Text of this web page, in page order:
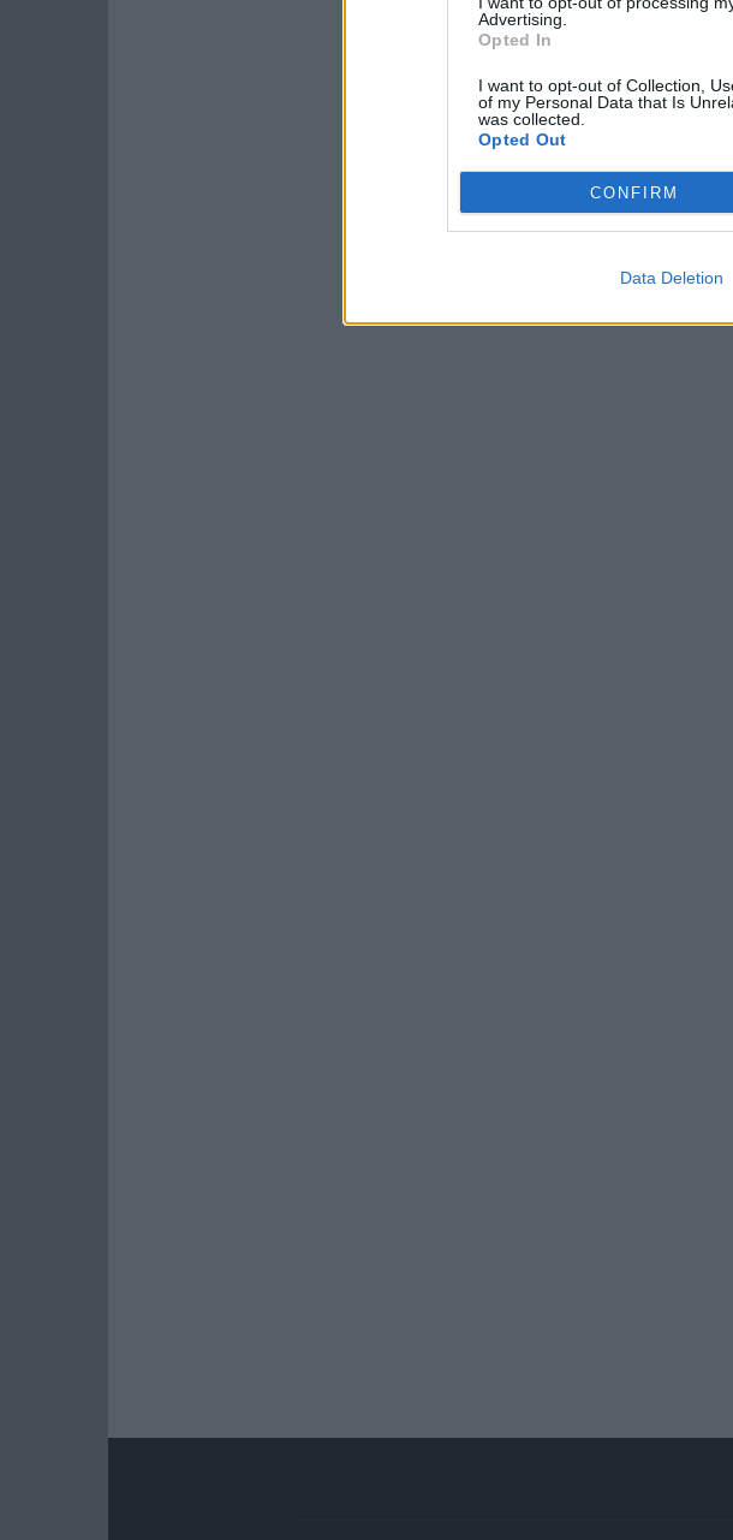
Advertising.
Opted In
I want to opt-out of Collection,
of my Personal Data that Is
was collected.
Opted Out
CONFIRM
Data Deletion